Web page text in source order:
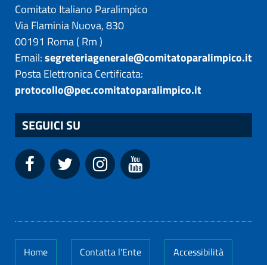
Comitato Italiano Paralimpico
Via Flaminia Nuova, 830
00191 Roma( Rm)
Email:segreteriagenerale@comitatoparalimpico.it
Posta Elettronica Certificata:
protocollo@pec.comitatoparalimpico.it
SEGUICI SU
Home Contatta l'Ente Accessibilità